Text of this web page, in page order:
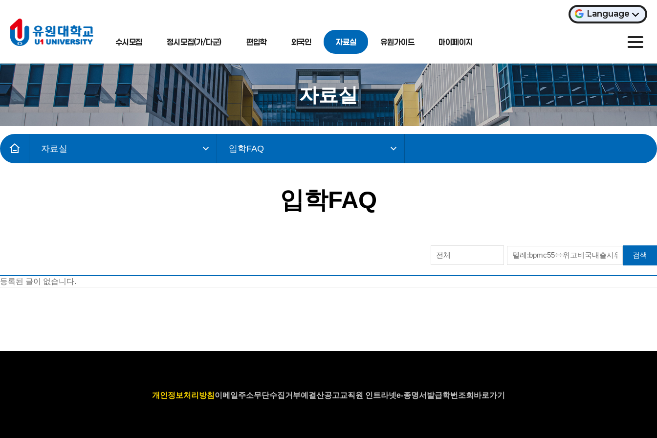
Language
수시모집 정시모집(가/다군) 편입학 외국인 자료실 유원가이드 마이페이지
자료실
자료실 입학FAQ
입학FAQ
전체 검색
등록된 글이 없습니다.
개인정보처리방침이메일주소무단수집거부예결산공고교직원 인트라넷e-증명서발급학번조회바로가기